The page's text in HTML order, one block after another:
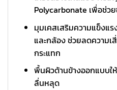
Polycarbonate เพื่อช่ว
มุมเคสเสริมความแข็งแ
และกล้อง ช่วยลดความเ
กระแทก
พื้นผิวด้านข้างออกแบบใ
ลื่นหลุด